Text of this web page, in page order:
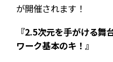
が開催されます！
『2.5次元を手がける舞
ワーク基本のキ！』